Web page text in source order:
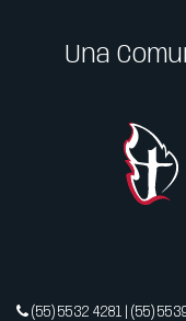
Una
(55) 5532 4281 | (55)